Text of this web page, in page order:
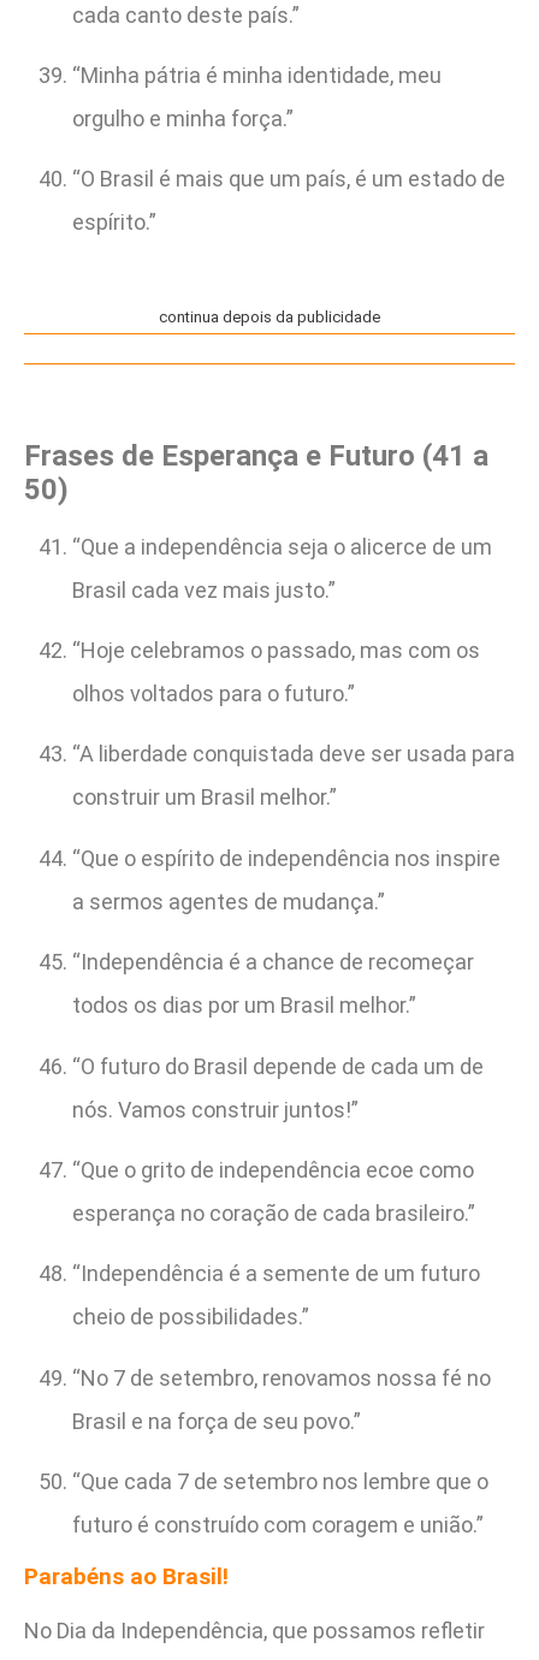
cada canto deste país.”
“Minha pátria é minha identidade, meu
orgulho e minha força.”
“O Brasil é mais que um país, é um estado de
espírito.”
continua depois da publicidade
Frases de Esperança e Futuro (41 a
50)
“Que a independência seja o alicerce de um
Brasil cada vez mais justo.”
“Hoje celebramos o passado, mas com os
olhos voltados para o futuro.”
“A liberdade conquistada deve ser usada para
construir um Brasil melhor.”
“Que o espírito de independência nos inspire
a sermos agentes de mudança.”
“Independência é a chance de recomeçar
todos os dias por um Brasil melhor.”
“O futuro do Brasil depende de cada um de
nós. Vamos construir juntos!”
“Que o grito de independência ecoe como
esperança no coração de cada brasileiro.”
“Independência é a semente de um futuro
cheio de possibilidades.”
“No 7 de setembro, renovamos nossa fé no
Brasil e na força de seu povo.”
“Que cada 7 de setembro nos lembre que o
futuro é construído com coragem e união.”
Parabéns ao Brasil!
No Dia da Independência, que possamos refletir